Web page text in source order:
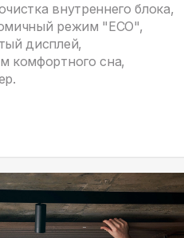
внутреннего блока,
режим "ECO",
дисплей,
комфортного сна,